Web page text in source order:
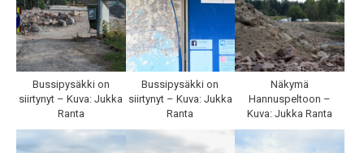
Bussipysäkki on
siirtynyt – Kuva: Jukka
Ranta
Bussipysäkki on
siirtynyt – Kuva: Jukka
Ranta
Näkymä
Hannuspeltoon –
Kuva: Jukka Ranta